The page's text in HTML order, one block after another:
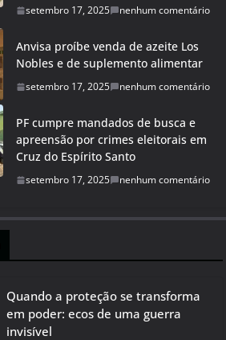
setembro 17, 2025 nenhum comentário
Anvisa proíbe venda de azeite Los
Nobles e de suplemento alimentar
setembro 17, 2025 nenhum comentário
PF cumpre mandados de busca e
apreensão por crimes eleitorais em
Cruz do Espírito Santo
setembro 17, 2025 nenhum comentário
Quando a proteção se transforma
em poder: ecos de uma guerra
invisível